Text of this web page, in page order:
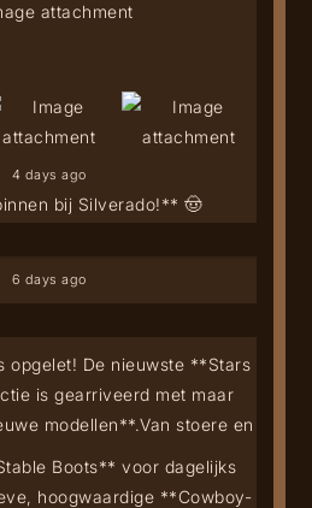
bij Silverado!** 🤠
4 days ago
6 days ago
opgelet! De nieuwste **Stars
is gearriveerd met maar
modellen**.Van stoere en
Boots** voor dagelijks
hoogwaardige **Cowboy-